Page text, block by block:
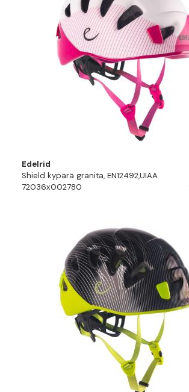
Edelrid
Shield kypärä granita, EN12492,UIAA
72036x002780